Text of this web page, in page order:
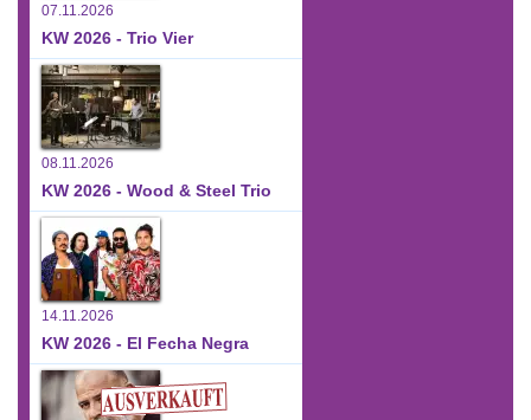
07.11.2026
KW 2026 - Trio Vier
08.11.2026
KW 2026 - Wood & Steel Trio
14.11.2026
KW 2026 - El Fecha Negra